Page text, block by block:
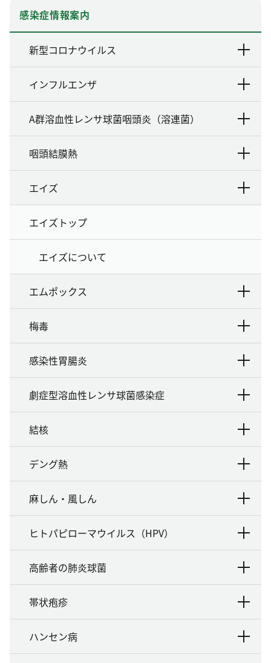
感染症情報案内
新型コロナウイルス
インフルエンザ
A群溶血性レンサ球菌咽頭炎（溶連菌）
咽頭結膜熱
エイズ
エイズトップ
エイズについて
エムポックス
梅毒
感染性胃腸炎
劇症型溶血性レンサ球菌感染症
結核
デング熱
麻しん・風しん
ヒトパピローマウイルス（HPV）
高齢者の肺炎球菌
帯状疱疹
ハンセン病